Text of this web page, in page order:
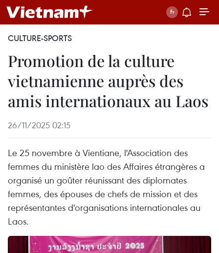
CULTURE-SPORTS
Promotion de la culture
vietnamienne auprès des
amis internationaux au Laos
26/11/2025 02:15
Le 25 novembre à Vientiane, l'Association des
femmes du ministère lao des Affaires étrangères a
organisé un goûter réunissant des diplomates
femmes, des épouses de chefs de mission et des
représentantes d'organisations internationales au
Laos.